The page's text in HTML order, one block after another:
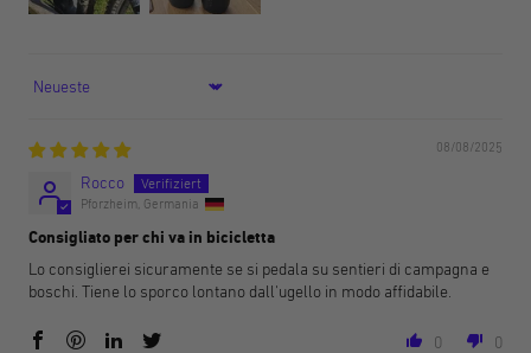
Sort by
08/08/2025
Rocco
Pforzheim, Germania
Consigliato per chi va in bicicletta
Lo consiglierei sicuramente se si pedala su sentieri di campagna e
boschi. Tiene lo sporco lontano dall'ugello in modo affidabile.
0 0